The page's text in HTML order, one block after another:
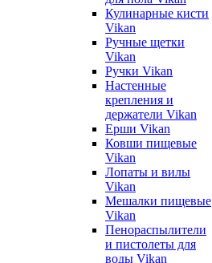
Кулинарные кисти
Vikan
Ручные щетки
Vikan
Ручки Vikan
Настенные
крепления и
держатели Vikan
Ерши Vikan
Ковши пищевые
Vikan
Лопаты и вилы
Vikan
Мешалки пищевые
Vikan
Пенораспылители
и пистолеты для
воды Vikan